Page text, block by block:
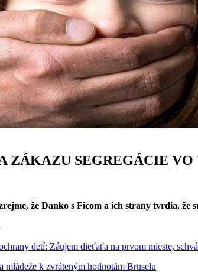
ZÁKAZU SEGREGÁCIE
že Danko s Ficom a ich strany tvrdia,
detí: Záujem dieťaťa na prvom mieste,
k zvráteným hodnotám Bruselu